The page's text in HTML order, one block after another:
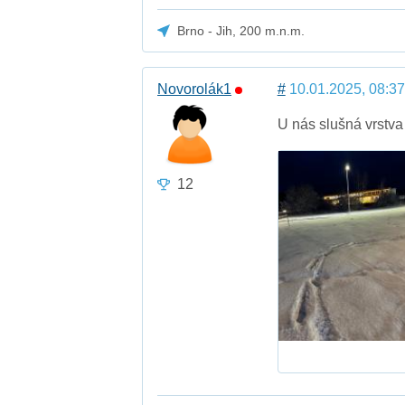
Brno - Jih, 200 m.n.m.
Novorolák1
12
#10.01.2025, 08:37
U nás slušná